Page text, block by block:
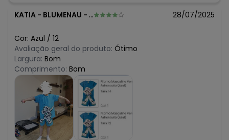
KATIA - BLUMENAU - SC 28/07/2025
Cor: Azul / 12
Avaliação geral do produto: Ótimo
Largura: Bom
Comprimento: Bom